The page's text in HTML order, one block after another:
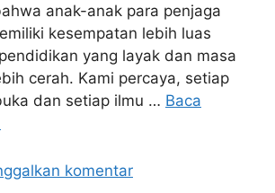
anak-anak para penjaga
kesempatan lebih luas
yang layak dan masa
cerah. Kami percaya, setiap
dan setiap ilmu … Baca
komentar